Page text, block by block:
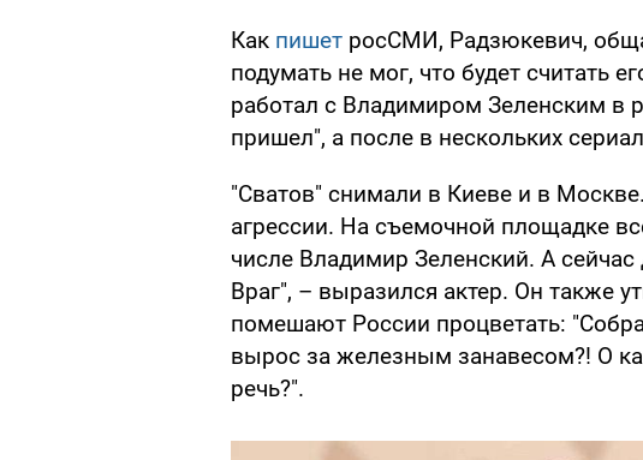
Как пишет росСМИ, Радзюкевич,
подумать не мог, что будет считать
работал с Владимиром Зеленским в
пришел", а после в нескольких
"Сватов" снимали в Киеве и в
агрессии. На съемочной площадке
числе Владимир Зеленский. А
Враг", – выразился актер. Он также
помешают России процветать:
вырос за железным занавесом?! О
речь?".